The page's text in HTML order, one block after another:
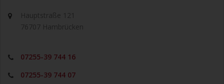
Hauptstraße 121
76707 Hambrücken
07255-39 744 16
07255-39 744 07